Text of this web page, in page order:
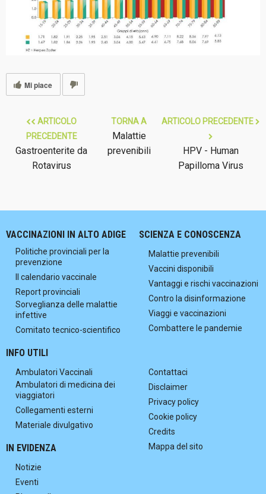
Mi piace
ARTICOLO
PRECEDENTE
Gastroenterite da
Rotavirus
TORNA A
Malattie
prevenibili
ARTICOLO PRECEDENTE
HPV - Human
Papilloma Virus
VACCINAZIONI IN ALTO ADIGE
Politiche provinciali per la
prevenzione
Il calendario vaccinale
Report provinciali
Sorveglianza delle malattie
infettive
Comitato tecnico-scientifico
SCIENZA E CONOSCENZA
Malattie prevenibili
Vaccini disponibili
Vantaggi e rischi vaccinazioni
Contro la disinformazione
Viaggi e vaccinazioni
Combattere le pandemie
INFO UTILI
Ambulatori Vaccinali
Ambulatori di medicina dei
viaggiatori
Collegamenti esterni
Materiale divulgativo
IN EVIDENZA
Notizie
Eventi
Contattaci
Disclaimer
Privacy policy
Cookie policy
Credits
Mappa del sito